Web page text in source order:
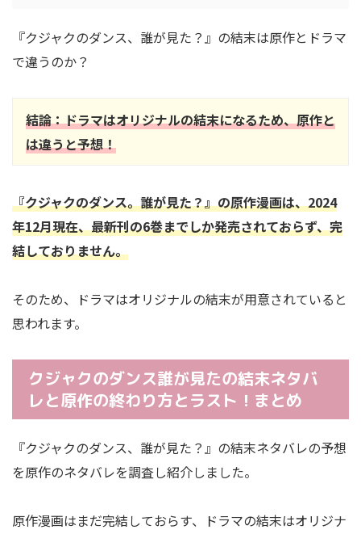
『クジャクのダンス、誰が見た？』の結末は原作とドラマ
で違うのか？
結論：ドラマはオリジナルの結末になるため、原作と
は違うと予想！
『クジャクのダンス。誰が見た？』の原作漫画は、2024
年12月現在、最新刊の6巻までしか発売されておらず、完
結しておりません。
そのため、ドラマはオリジナルの結末が用意されていると
思われます。
クジャクのダンス誰が見たの結末ネタバ
レと原作の終わり方とラスト！まとめ
『クジャクのダンス、誰が見た？』の結末ネタバレの予想
を原作のネタバレを調査し紹介しました。
原作漫画はまだ完結しておらす、ドラマの結末はオリジナ